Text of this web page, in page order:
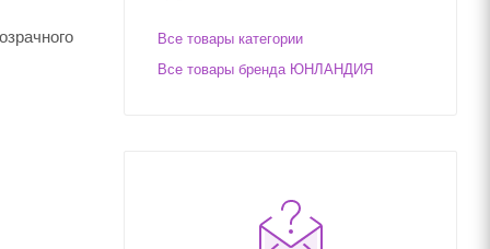
Все товары категории
Все товары бренда ЮНЛАНДИЯ